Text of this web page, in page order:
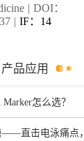
| DOI：
| IF：14
产品应用
怎么选？
——直击电泳痛点